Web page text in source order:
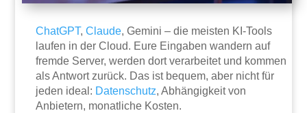
ChatGPT,Claude, Gemini – die meisten KI-Tools
laufen in der Cloud. Eure Eingaben wandern auf
fremde Server, werden dort verarbeitet und kommen
als Antwort zurück. Das ist bequem, aber nicht für
jeden ideal: Datenschutz, Abhängigkeit von
Anbietern, monatliche Kosten.